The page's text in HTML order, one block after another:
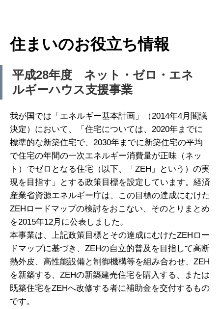
住まいのお役立ち情報
平成28年度 ネット・ゼロ・エネ
ルギーハウス支援事業
我が国では「エネルギー基本計画」（2014年4月閣議
決定）において、「住宅については、2020年までに
標準的な新築住宅で、2030年までに新築住宅の平均
で住宅の年間の一次エネルギー消費量が正味（ネッ
ト）でゼロとなる住宅（以下、「ZEH」という）の実
現を目指す」とする政策目標を設定しています。経済
産業省資源エネルギー庁は、この目標の達成にむけた
ZEHロードマップの検討をおこない、そのとりまとめ
を2015年12月に公表しました。
本事業は、上記政策目標とその達成にむけたZEHロー
ドマップに基づき、ZEHの自立的普及を目指して高断
熱外皮、高性能設備と制御機構等を組み合わせ、ZEH
を新築する、ZEHの新築建売住宅を購入する、または
既築住宅をZEHへ改修する者に補助金を交付するもの
です。